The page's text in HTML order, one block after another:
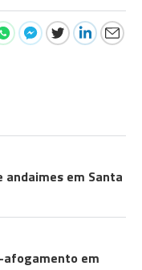
andaimes em Santa
afogamento em